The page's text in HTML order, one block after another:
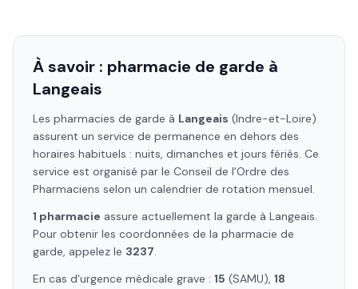
À savoir : pharmacie de garde à
Langeais
Les pharmacies de garde à Langeais (Indre-et-Loire)
assurent un service de permanence en dehors des
horaires habituels : nuits, dimanches et jours fériés. Ce
service est organisé par le Conseil de l'Ordre des
Pharmaciens selon un calendrier de rotation mensuel.
1 pharmacie assure actuellement la garde à Langeais.
Pour obtenir les coordonnées de la pharmacie de
garde, appelez le 3237.
En cas d'urgence médicale grave : 15 (SAMU), 18